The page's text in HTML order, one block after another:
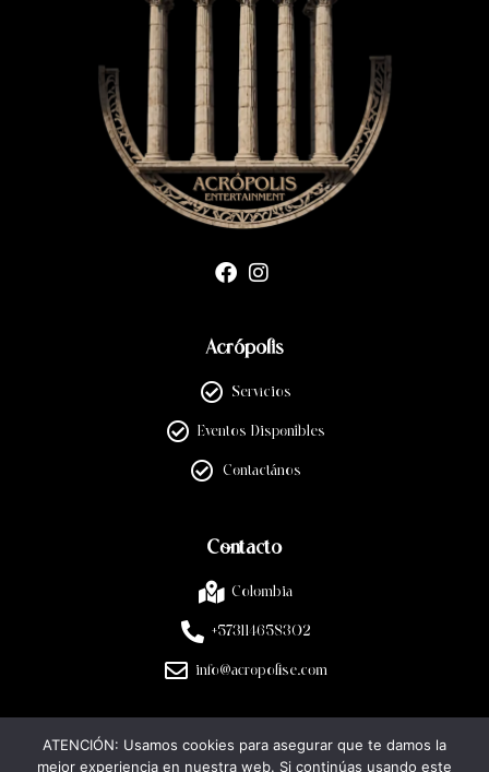
Acrópolis
Servicios
Eventos Disponibles
Contactános
Contacto
Colombia
+573114658302
info@acropolise.com
Legal
ATENCIÓN: Usamos cookies para asegurar que te damos la
mejor experiencia en nuestra web. Si continúas usando este